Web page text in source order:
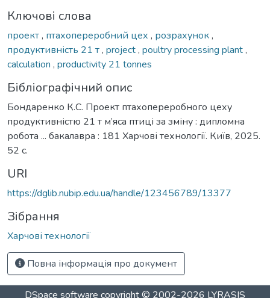
Ключові слова
проект, птахопереробний цех , розрахунок,
продуктивність 21 т, project, poultry processing plant,
calculation , productivity 21 tonnes
Бібліографічний опис
Бондаренко К.С. Проект птахопереробного цеху
продуктивністю 21 т м’яса птиці за зміну : дипломна
робота ... бакалавра : 181 Харчові технології. Київ, 2025.
52 с.
URI
https://dglib.nubip.edu.ua/handle/123456789/13377
Зібрання
Харчові технології
Повна інформація про документ
DSpace software copyright © 2002-2026 LYRASIS